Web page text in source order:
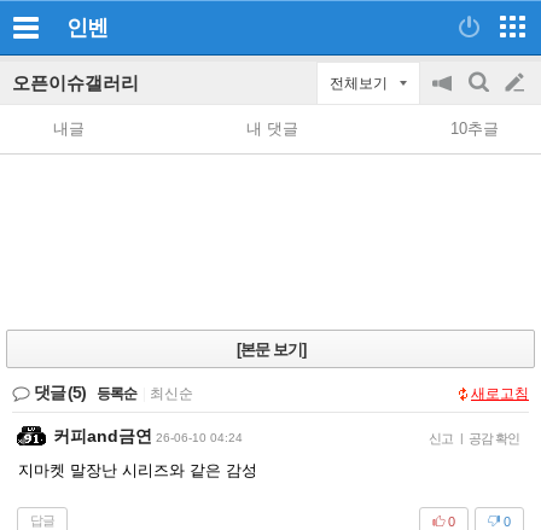
인벤
오픈이슈갤러리 전체보기
공
지
on/off
검
색
글
쓰
내글 내 댓글 10추글
[본문 보기]
댓글(5) 등록순 최신순 새로고침
커피and금연 26-06-10 04:24 신고 | 공감 확인
지마켓 말장난 시리즈와 같은 감성
답글 0
0